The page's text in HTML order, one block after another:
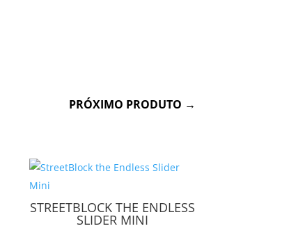
PRÓXIMO PRODUTO →
STREETBLOCK THE ENDLESS
SLIDER MINI